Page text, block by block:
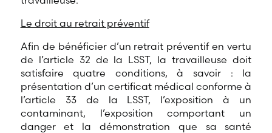
Le droit au retrait préventif
Afin de bénéficier d’un retrait préventif en vertu
de l’article 32 de la LSST, la travailleuse doit
satisfaire quatre conditions, à savoir : la
présentation d’un certificat médical conforme à
l’article 33 de la LSST, l’exposition à un
contaminant, l’exposition comportant un
danger et la démonstration que sa santé